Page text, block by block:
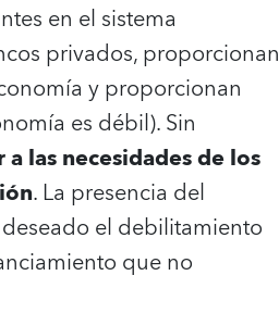
en el sistema
privados, proporcionan
y proporcionan
es débil). Sin
las necesidades de los
. La presencia del
el debilitamiento
que no